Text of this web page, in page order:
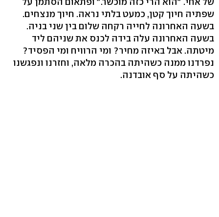
שפתיה חיוך קטן, כמעט בלתי נראה. חיוך מנצחים.
בשעה האחרונה לחייה רקחה שלום בין שני בניה.
בשעה האחרונה עלה בידה לכנס את שניהם ליד
מיטתה. אבל באיזה מחיר? ומי הרוויח ומי הפסיד?
נפרדנו ממנה כשהיתה בהכרה מלאה, וחזרנו ונפגשנו
כשהיתה על סף אובדנה.